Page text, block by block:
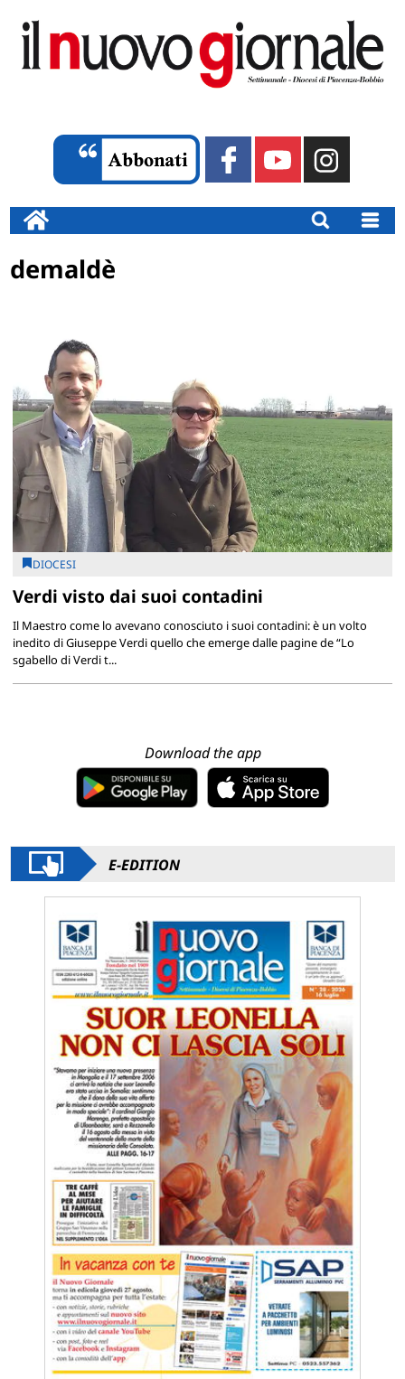
demaldè
DIOCESI
Verdi visto dai suoi contadini
Il Maestro come lo avevano conosciuto i suoi contadini: è un volto
inedito di Giuseppe Verdi quello che emerge dalle pagine de “Lo
sgabello di Verdi t...
Download the app
E-EDITION